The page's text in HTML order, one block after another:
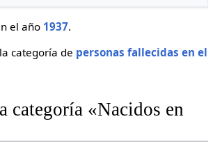
el año 1937.
categoría de personas fallecidas en el
categoría «Nacidos en